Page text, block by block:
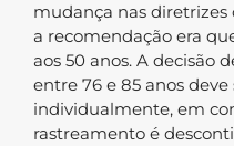
mudança nas diretrizes
a recomendação era
aos 50 anos. A decisão
entre 76 e 85 anos
individualmente, em
rastreamento é